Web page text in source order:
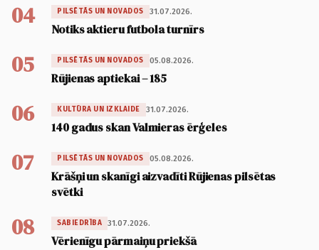
04 PILSĒTĀS UN NOVADOS 31.07.2026.
Notiks aktieru futbola turnīrs
05 PILSĒTĀS UN NOVADOS 05.08.2026.
Rūjienas aptiekai – 185
06 KULTŪRA UN IZKLAIDE 31.07.2026.
140 gadus skan Valmieras ērģeles
07 PILSĒTĀS UN NOVADOS 05.08.2026.
Krāšņi un skanīgi aizvadīti Rūjienas pilsētas
svētki
08 SABIEDRĪBA 31.07.2026.
Vērienīgu pārmaiņu priekšā